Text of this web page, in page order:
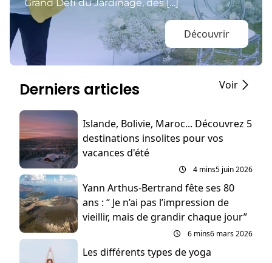
Grand Défi du Jardinage, des […]
Découvrir
Derniers articles Voir
Islande, Bolivie, Maroc... Découvrez 5
destinations insolites pour vos
vacances d'été
4 mins5 juin 2026
Yann Arthus-Bertrand fête ses 80
ans : “ Je n’ai pas l’impression de
vieillir, mais de grandir chaque jour”
6 mins6 mars 2026
Les différents types de yoga